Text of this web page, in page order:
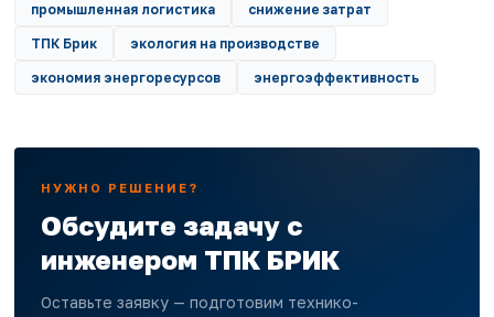
промышленная логистика снижение затрат
ТПК Брик экология на производстве
экономия энергоресурсов энергоэффективность
НУЖНО РЕШЕНИЕ?
Обсудите задачу с
инженером ТПК БРИК
Оставьте заявку — подготовим технико-